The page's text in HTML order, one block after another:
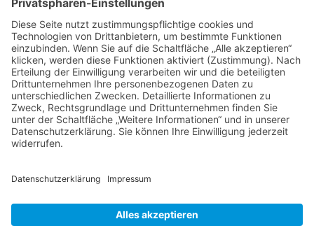
Rentenbank
Deutschland und der weiße
Wal
19.06.2026
LfA Bayern
„ Wir müssen mutig an die
vor uns liegenden großen
Aufgaben herantreten“
19.06.2026
NACH OBEN
Alle Rechte vorbehalten: Verlagsgruppe Knapp - Richardi -